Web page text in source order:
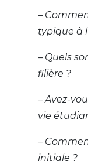
–
typique à
– Quels
filière ?
– Avez-
vie
–
initiale ?